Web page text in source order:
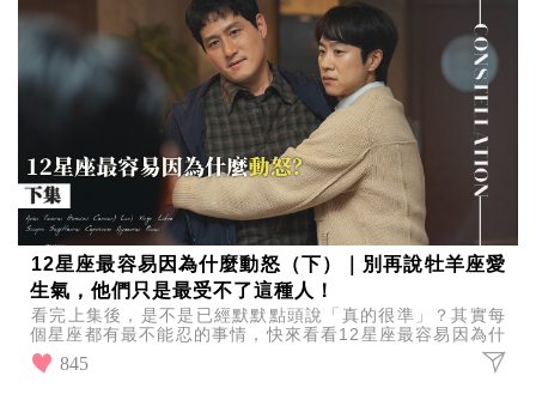
12星座最容易因為什麼動怒（下）｜別再說牡羊座愛
生氣，他們只是最受不了這種人！
看完上集後，是不是已經默默點頭說「真的很準」？其實每
個星座都有最不能忍的事情，快來看看12星座最容易因為什
麼動怒（下），你的怒點有沒有上榜！
845